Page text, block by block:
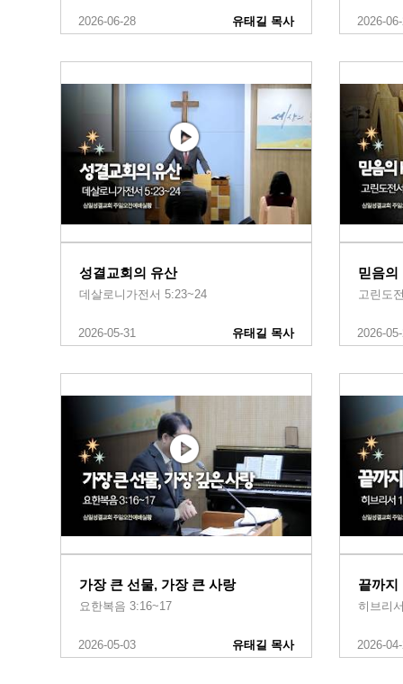
2026-06-28 유태길 목사 2026-
성결교회의 유산
데살로니가전서 5:23~24
2026-05-31 유태길 목사
믿음의
고린도
2026-
가장 큰 선물, 가장 큰 사랑
요한복음 3:16~17
2026-05-03 유태길 목사
끝까지
히브리
2026-